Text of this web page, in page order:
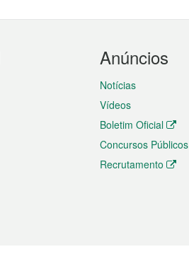
Anúncios
Notícias
Vídeos
Boletim Oficial
Concursos Públicos
Recrutamento